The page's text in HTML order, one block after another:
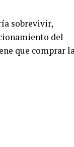
sobrevivir,
del
que comprar